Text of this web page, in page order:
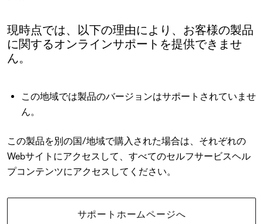
現時点では、以下の理由により、お客様の製品
に関するオンラインサポートを提供できませ
ん。
この地域では製品のバージョンはサポートされていませ
ん。
この製品を別の国/地域で購入された場合は、それぞれの
Webサイトにアクセスして、すべてのセルフサービスヘル
プコンテンツにアクセスしてください。
サポートホームページへ